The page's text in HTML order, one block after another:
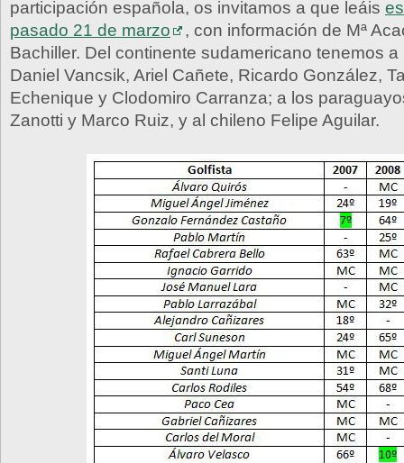
participación española, os invitamos a que leáis
pasado 21 de marzo
, con información de Mª
Bachiller. Del continente sudamericano tenemos
Daniel Vancsik, Ariel Cañete, Ricardo González,
Echenique y Clodomiro Carranza; a los
Zanotti y Marco Ruiz, y al chileno Felipe Aguilar.